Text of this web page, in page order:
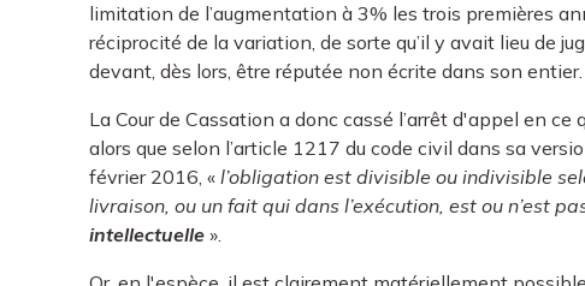
limitation de l’augmentation à 3% les trois premières
réciprocité de la variation, de sorte qu’il y avait lieu de
devant, dès lors, être réputée non écrite dans son entier.
La Cour de Cassation a donc cassé l’arrêt d'appel en
alors que selon l’article 1217 du code civil dans sa
février 2016, «l’obligation est divisible ou indivisible
livraison, ou un fait qui dans l’exécution, est ou n’est
intellectuelle ».